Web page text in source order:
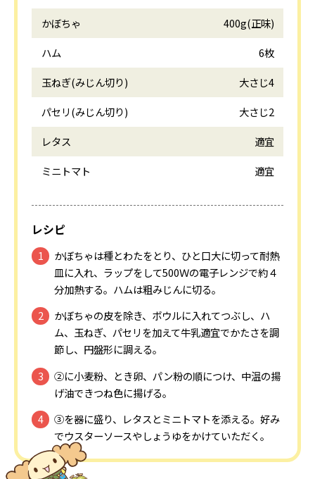
かぼちゃ
400g(正味)
ハム
6枚
玉ねぎ(みじん切り)
大さじ4
パセリ(みじん切り)
大さじ2
レタス
適宜
ミニトマト
適宜
レシピ
かぼちゃは種とわたをとり、ひと口大に切って耐熱
皿に入れ、ラップをして500Ｗの電子レンジで約４
分加熱する。ハムは粗みじんに切る。
かぼちゃの皮を除き、ボウルに入れてつぶし、ハ
ム、玉ねぎ、パセリを加えて牛乳適宜でかたさを調
節し、円盤形に調える。
②に小麦粉、とき卵、パン粉の順につけ、中温の揚
げ油できつね色に揚げる。
③を器に盛り、レタスとミニトマトを添える。好み
でウスターソースやしょうゆをかけていただく。